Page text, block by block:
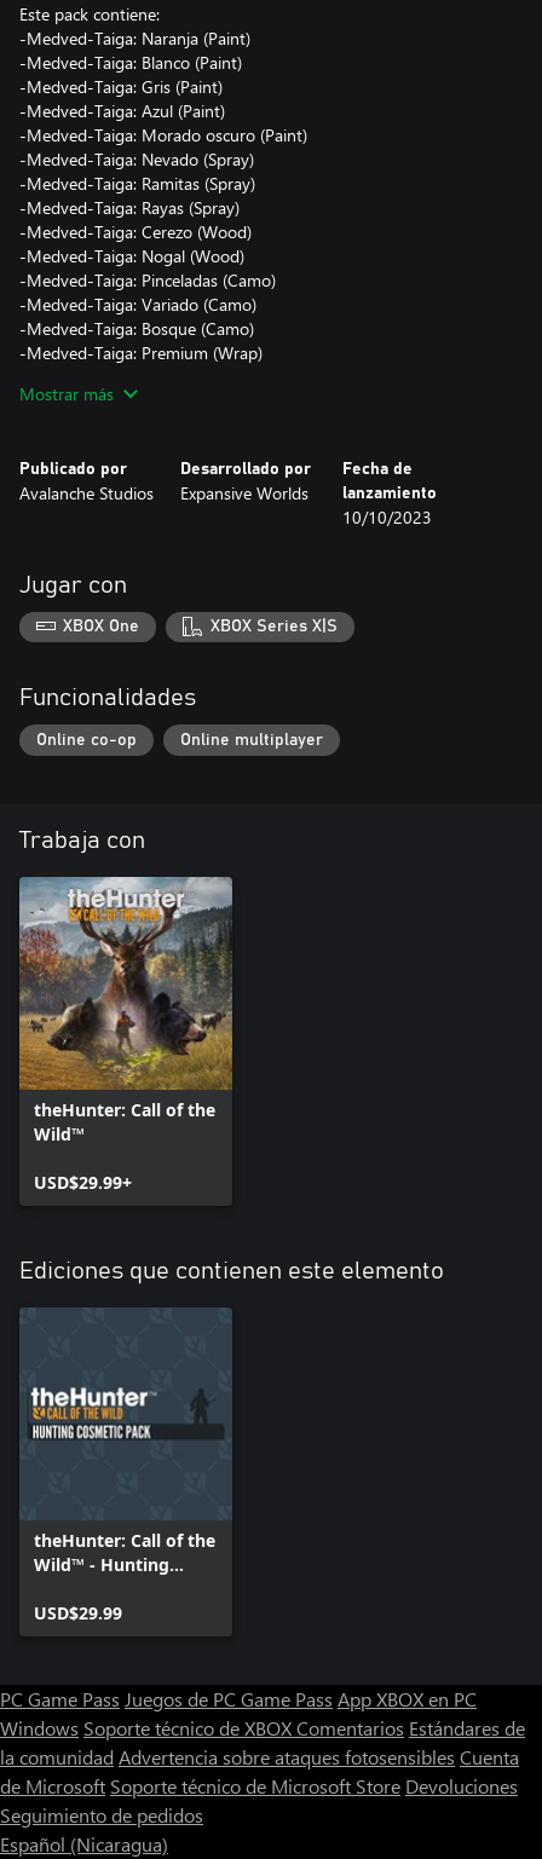
Este pack contiene:
-Medved-Taiga: Naranja (Paint)
-Medved-Taiga: Blanco (Paint)
-Medved-Taiga: Gris (Paint)
-Medved-Taiga: Azul (Paint)
-Medved-Taiga: Morado oscuro (Paint)
-Medved-Taiga: Nevado (Spray)
-Medved-Taiga: Ramitas (Spray)
-Medved-Taiga: Rayas (Spray)
-Medved-Taiga: Cerezo (Wood)
-Medved-Taiga: Nogal (Wood)
-Medved-Taiga: Pinceladas (Camo)
-Medved-Taiga: Variado (Camo)
-Medved-Taiga: Bosque (Camo)
-Medved-Taiga: Premium (Wrap)
El contenido de este pack es solo cosmético y se puede aplicar a
comprarlo.
Mostrar más
Publicado por
Avalanche Studios
Desarrollado por
Expansive Worlds
Fecha de
lanzamiento
10/10/2023
Jugar con
XBOX One XBOX Series X|S
Funcionalidades
Online co-op Online multiplayer
Trabaja con
theHunter: Call of the
Wild™
USD$29.99+
Ediciones que contienen este elemento
theHunter: Call of the
Wild™ - Hunting
USD$29.99
PC Game Pass Juegos de PC Game Pass App XBOX en PC
Windows Soporte técnico de XBOXComentarios Estándares de
la comunidad Advertencia sobre ataques fotosensibles Cuenta
de Microsoft Soporte técnico de Microsoft Store Devoluciones
Seguimiento de pedidos
Español (Nicaragua)